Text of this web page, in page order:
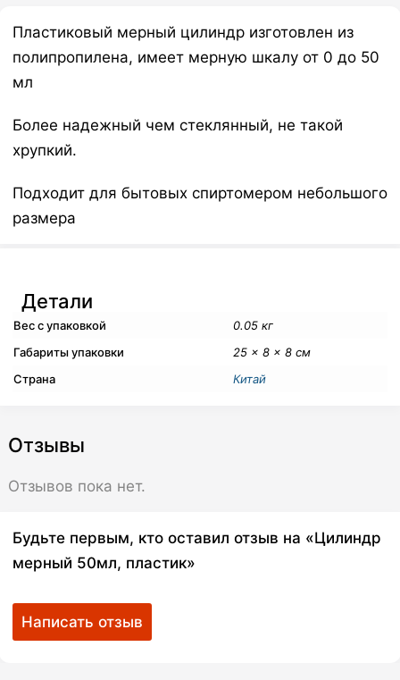
Пластиковый мерный цилиндр изготовлен из
полипропилена, имеет мерную шкалу от 0 до 50
мл
Более надежный чем стеклянный, не такой
хрупкий.
Подходит для бытовых спиртомером небольшого
размера
Детали
Вес с упаковкой
0.05 кг
Габариты упаковки
25 × 8 × 8 см
Страна
Китай
Отзывы
Отзывов пока нет.
Будьте первым, кто оставил отзыв на «Цилиндр
мерный 50мл, пластик»
Написать отзыв